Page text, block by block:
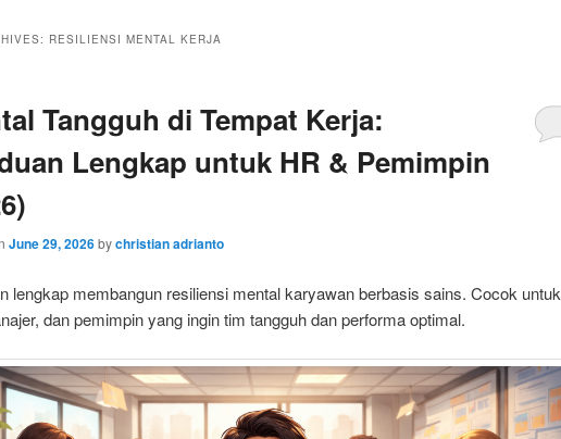
RESILIENSI MENTAL KERJA
Tangguh di Tempat Kerja:
Lengkap untuk HR & Pemimpin
June 29, 2026bychristian adrianto
lengkap membangun resiliensi mental karyawan berbasis sains. Cocok untuk
dan pemimpin yang ingin tim tangguh dan performa optimal.